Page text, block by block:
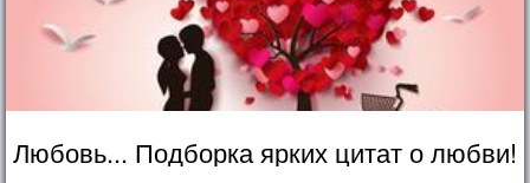
Любовь... Подборка ярких цитат о любви!